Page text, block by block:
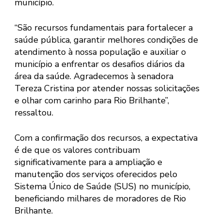
município.
“São recursos fundamentais para fortalecer a
saúde pública, garantir melhores condições de
atendimento à nossa população e auxiliar o
município a enfrentar os desafios diários da
área da saúde. Agradecemos à senadora
Tereza Cristina por atender nossas solicitações
e olhar com carinho para Rio Brilhante”,
ressaltou.
Com a confirmação dos recursos, a expectativa
é de que os valores contribuam
significativamente para a ampliação e
manutenção dos serviços oferecidos pelo
Sistema Único de Saúde (SUS) no município,
beneficiando milhares de moradores de Rio
Brilhante.